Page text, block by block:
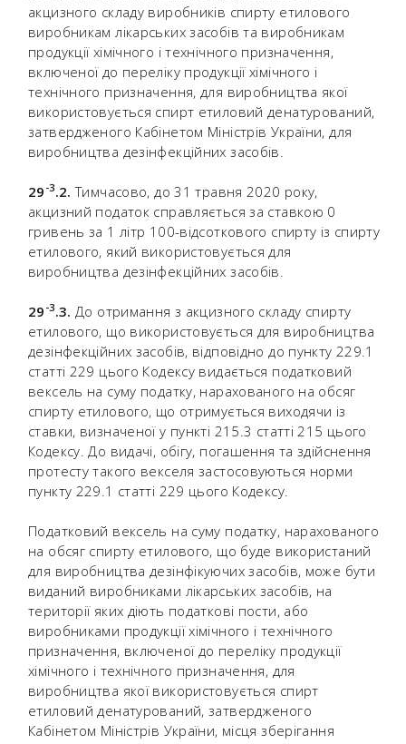
акцизного складу виробників спирту етилового
виробникам лікарських засобів та виробникам
продукції хімічного і технічного призначення,
включеної до переліку продукції хімічного і
технічного призначення, для виробництва якої
використовується спирт етиловий денатурований,
затвердженого Кабінетом Міністрів України, для
виробництва дезінфекційних засобів.
29 -3.2. Тимчасово, до 31 травня 2020 року,
акцизний податок справляється за ставкою 0
гривень за 1 літр 100-відсоткового спирту із спирту
етилового, який використовується для
виробництва дезінфекційних засобів.
29 -3.3. До отримання з акцизного складу спирту
етилового, що використовується для виробництва
дезінфекційних засобів, відповідно до пункту 229.1
статті 229 цього Кодексу видається податковий
вексель на суму податку, нарахованого на обсяг
спирту етилового, що отримується виходячи із
ставки, визначеної у пункті 215.3 статті 215 цього
Кодексу. До видачі, обігу, погашення та здійснення
протесту такого векселя застосовуються норми
пункту 229.1 статті 229 цього Кодексу.
Податковий вексель на суму податку, нарахованого
на обсяг спирту етилового, що буде використаний
для виробництва дезінфікуючих засобів, може бути
виданий виробниками лікарських засобів, на
території яких діють податкові пости, або
виробниками продукції хімічного і технічного
призначення, включеної до переліку продукції
хімічного і технічного призначення, для
виробництва якої використовується спирт
етиловий денатурований, затвердженого
Кабінетом Міністрів України, місця зберігання